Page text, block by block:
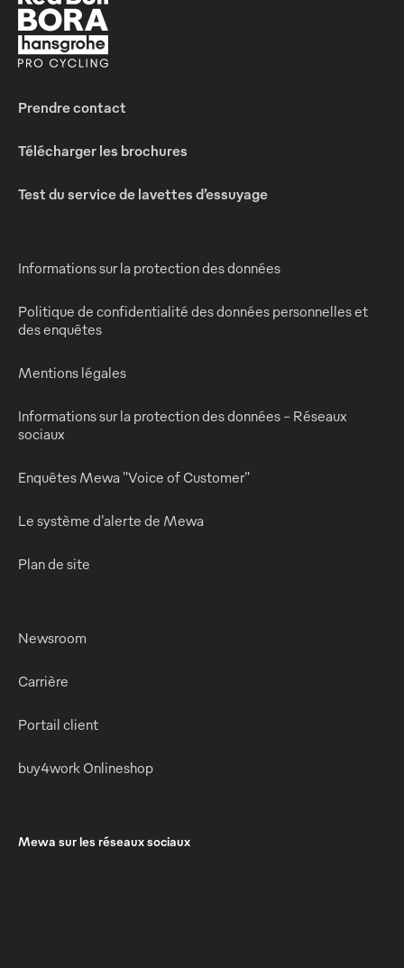
Prendre contact
Télécharger les brochures
Test du service de lavettes d’essuyage
Informations sur la protection des données
Politique de confidentialité des données personnelles et
des enquêtes
Mentions légales
Informations sur la protection des données - Réseaux
sociaux
Enquêtes Mewa "Voice of Customer"
Le système d'alerte de Mewa
Plan de site
Newsroom
Carrière
Portail client
buy4work Onlineshop
Mewa sur les réseaux sociaux